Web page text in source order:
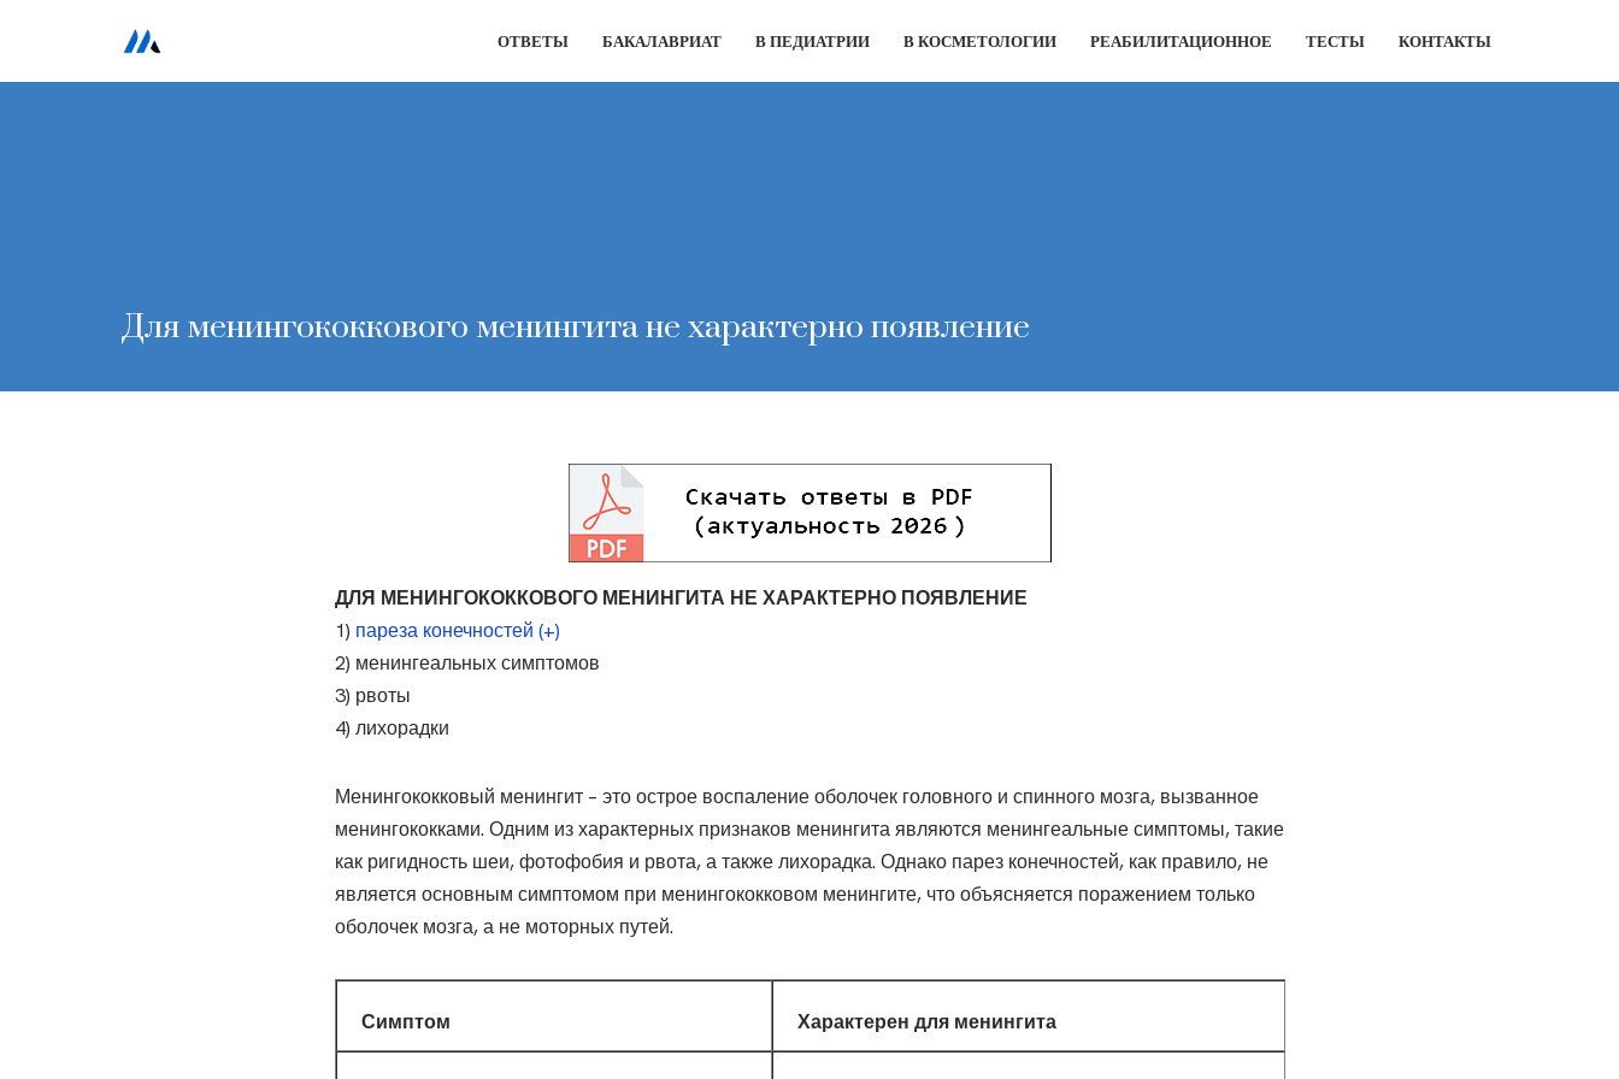
ОТВЕТЫ БАКАЛАВРИАТ В ПЕДИАТРИИ В КОСМЕТОЛОГИИ РЕАБИЛИТАЦИОННОЕ ТЕСТЫ КОНТАКТЫ
Для менингококкового менингита не характерно появление
ДЛЯ МЕНИНГОКОККОВОГО МЕНИНГИТА НЕ ХАРАКТЕРНО ПОЯВЛЕНИЕ
1) пареза конечностей (+)
2) менингеальных симптомов
3) рвоты
4) лихорадки
Менингококковый менингит – это острое воспаление оболочек головного и спинного мозга, вызванное
менингококками. Одним из характерных признаков менингита являются менингеальные симптомы, такие
как ригидность шеи, фотофобия и рвота, а также лихорадка. Однако парез конечностей, как правило, не
является основным симптомом при менингококковом менингите, что объясняется поражением только
оболочек мозга, а не моторных путей.
Симптом Характерен для менингита